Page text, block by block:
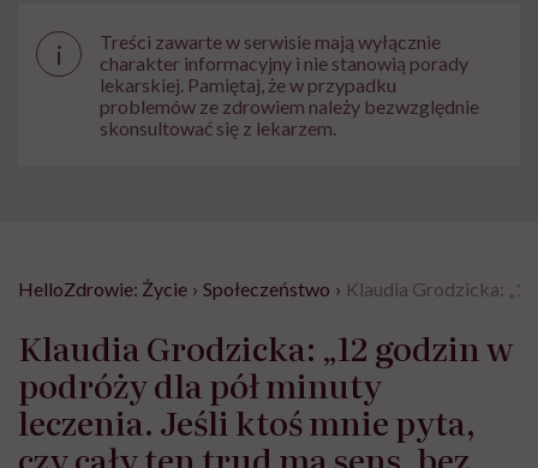
i
Treści zawarte w serwisie mają wyłącznie
charakter informacyjny i nie stanowią porady
lekarskiej. Pamiętaj, że w przypadku
problemów ze zdrowiem należy bezwzględnie
skonsultować się z lekarzem.
HelloZdrowie: Życie › Społeczeństwo › Klaudia Grodzicka:
Klaudia Grodzicka: „12 godzin w
podróży dla pół minuty
leczenia. Jeśli ktoś mnie pyta,